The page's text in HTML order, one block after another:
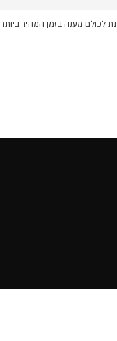
לכולם מענה בזמן המהיר ביותר